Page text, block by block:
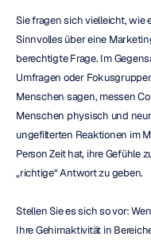
Sie fragen sich vielleicht, wie
Sinnvolles über eine
berechtigte Frage. Im
Umfragen oder
Menschen sagen, messen
Menschen physisch und
ungefilterten Reaktionen im
Person Zeit hat, ihre Gefühle
„richtige“ Antwort zu geben.
Stellen Sie es sich so vor:
Ihre Gehirnaktivität in